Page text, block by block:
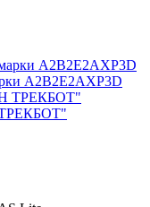
А2В2Е2АХР3D